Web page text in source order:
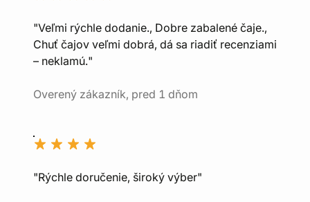
"Veľmi rýchle dodanie., Dobre zabalené čaje.,
Chuť čajov veľmi dobrá, dá sa riadiť recenziami
– neklamú."
Overený zákazník, pred 1 dňom
"Rýchle doručenie, široký výber"